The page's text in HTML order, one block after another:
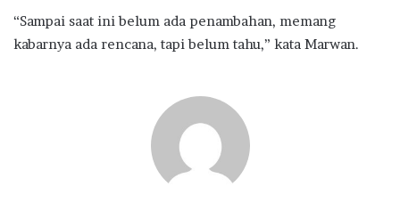
“Sampai saat ini belum ada penambahan, memang
kabarnya ada rencana, tapi belum tahu,” kata Marwan.